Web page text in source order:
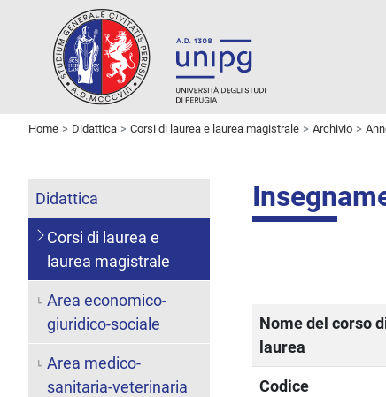
Home Didattica Corsi di laurea e laurea magistrale Archivio
Nome del corso
laurea
Codice
Didattica
Corsi di laurea e
laurea magistrale
Area economico-
giuridico-sociale
Area medico-
sanitaria-veterinaria